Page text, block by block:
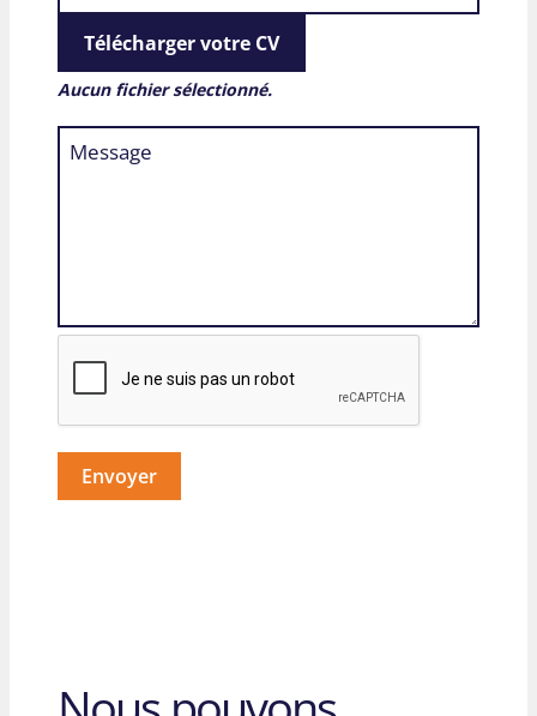
Télécharger votre CV
Aucun fichier sélectionné.
Envoyer